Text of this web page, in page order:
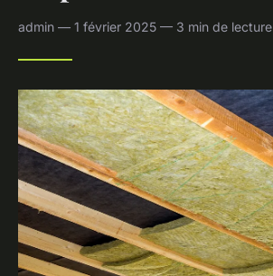
admin — 1 février 2025 — 3 min de lecture